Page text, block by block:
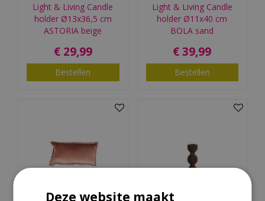
Light & Living Candle
holder Ø13x36,5 cm
ASTORIA beige
€ 29,99
Bestellen
Light & Living Candle
holder Ø11x40 cm
BOLA sand
€ 39,99
Bestellen
Deze website maakt